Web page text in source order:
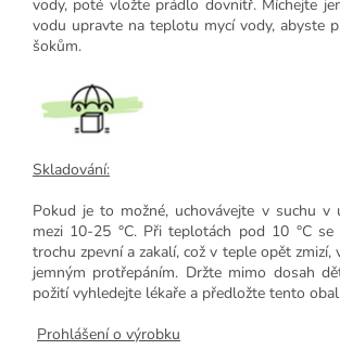
vody, poté vložte prádlo dovnitř. Míchejte
vodu upravte na teplotu mycí vody, abyste
šokům.
Skladování:
Pokud je to možné, uchovávejte v suchu v
mezi 10-25 °C. Při teplotách pod 10 °C
trochu zpevní a zakalí, což v teple opět zmizí,
jemným protřepáním. Držte mimo dosah
požití vyhledejte lékaře a předložte tento
Prohlášení o výrobku